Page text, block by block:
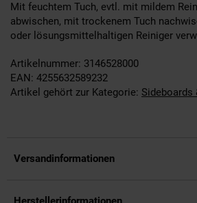
Mit feuchtem Tuch, evtl. mit mildem
abwischen, mit trockenem Tuch
oder lösungsmittelhaltigen Reiniger
Artikelnummer: 3146528000
EAN: 4255632589232
Artikel gehört zur Kategorie: Sideboards
Versandinformationen